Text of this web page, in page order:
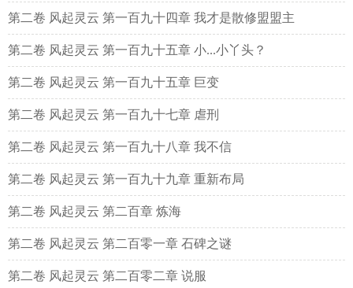
第二卷 风起灵云 第一百九十四章 我才是散修盟盟主
第二卷 风起灵云 第一百九十五章 小...小丫头？
第二卷 风起灵云 第一百九十五章 巨变
第二卷 风起灵云 第一百九十七章 虐刑
第二卷 风起灵云 第一百九十八章 我不信
第二卷 风起灵云 第一百九十九章 重新布局
第二卷 风起灵云 第二百章 炼海
第二卷 风起灵云 第二百零一章 石碑之谜
第二卷 风起灵云 第二百零二章 说服